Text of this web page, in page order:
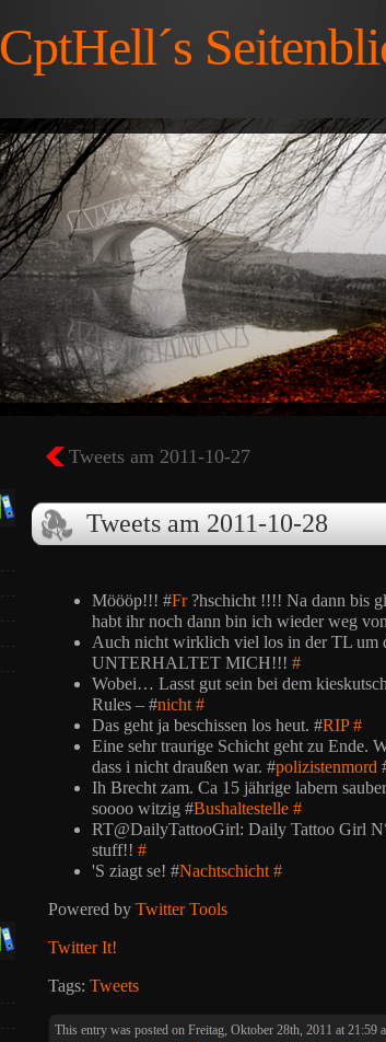
CptHell´s
Tweets am 2011-10-27
Tweets am 2011-10-28
Möööp!!! #Fr?hschicht !!!! Na dann bis
habt ihr noch dann bin ich wieder weg
Auch nicht wirklich viel los in der TL
UNTERHALTET MICH!!! #
Wobei… Lasst gut sein bei dem
Rules – #nicht #
Das geht ja beschissen los heut. #RIP #
Eine sehr traurige Schicht geht zu Ende.
dass i nicht draußen war. #polizistenmord
Ih Brecht zam. Ca 15 jährige labern
soooo witzig #Bushaltestelle #
RT@DailyTattooGirl: Daily Tattoo Girl
stuff!! #
'S ziagt se! #Nachtschicht #
Powered by Twitter Tools
Twitter It!
Tags: Tweets
This entry was posted on Freitag, Oktober 28th, 2011 at 21:59